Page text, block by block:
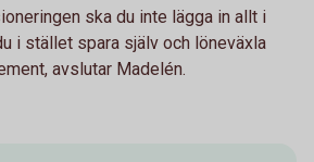
ska du inte lägga in allt i
i stället spara själv och löneväxla
avslutar Madelén.